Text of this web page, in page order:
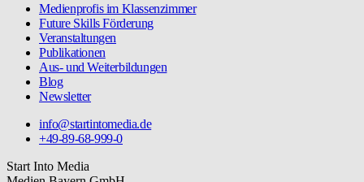
Medienprofis im Klassenzimmer
Future Skills Förderung
Veranstaltungen
Publikationen
Aus- und Weiterbildungen
Blog
Newsletter
info@startintomedia.de
+49-89-68-999-0
Start Into Media